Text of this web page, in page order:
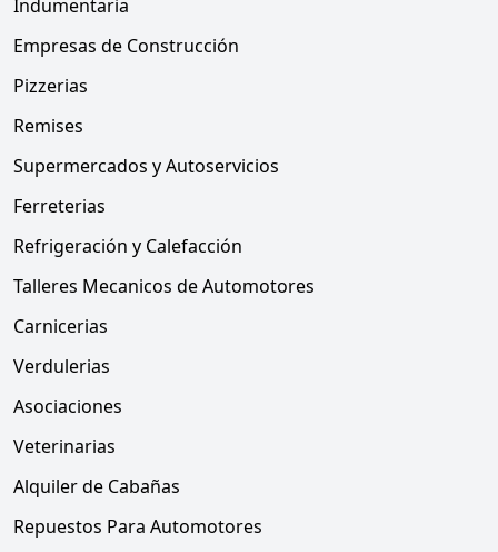
Indumentaria
Empresas de Construcción
Pizzerias
Remises
Supermercados y Autoservicios
Ferreterias
Refrigeración y Calefacción
Talleres Mecanicos de Automotores
Carnicerias
Verdulerias
Asociaciones
Veterinarias
Alquiler de Cabañas
Repuestos Para Automotores